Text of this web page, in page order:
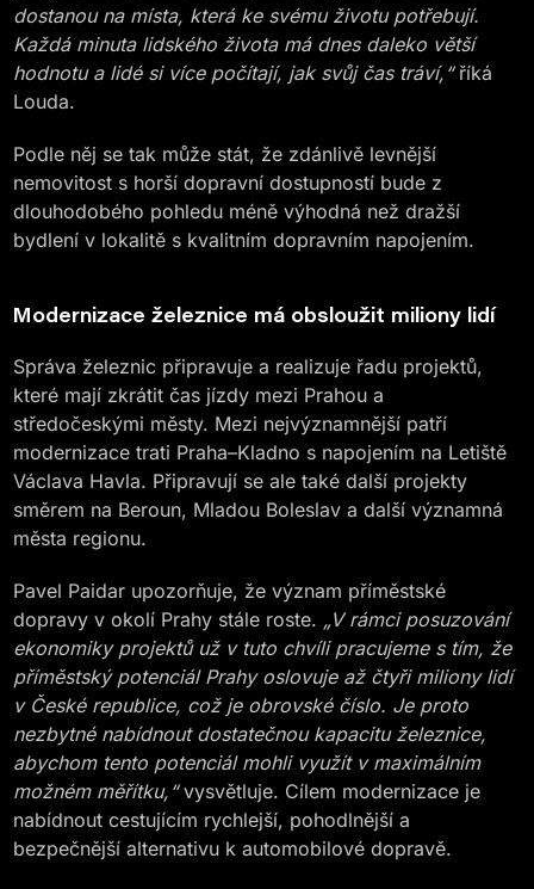
dostanou na místa, která ke svému životu potřebují.
Každá minuta lidského života má dnes daleko větší
hodnotu a lidé si více počítají, jak svůj čas tráví,“říká
Louda.
Podle něj se tak může stát, že zdánlivě levnější
nemovitost s horší dopravní dostupností bude z
dlouhodobého pohledu méně výhodná než dražší
bydlení v lokalitě s kvalitním dopravním napojením.
Modernizace železnice má obsloužit miliony lidí
Správa železnic připravuje a realizuje řadu projektů,
které mají zkrátit čas jízdy mezi Prahou a
středočeskými městy. Mezi nejvýznamnější patří
modernizace trati Praha–Kladno s napojením na Letiště
Václava Havla. Připravují se ale také další projekty
směrem na Beroun, Mladou Boleslav a další významná
města regionu.
Pavel Paidar upozorňuje, že význam příměstské
dopravy v okolí Prahy stále roste. „V rámci posuzování
ekonomiky projektů už v tuto chvíli pracujeme s tím, že
příměstský potenciál Prahy oslovuje až čtyři miliony lidí
v České republice, což je obrovské číslo. Je proto
nezbytné nabídnout dostatečnou kapacitu železnice,
abychom tento potenciál mohli využít v maximálním
možném měřítku,“vysvětluje. Cílem modernizace je
nabídnout cestujícím rychlejší, pohodlnější a
bezpečnější alternativu k automobilové dopravě.